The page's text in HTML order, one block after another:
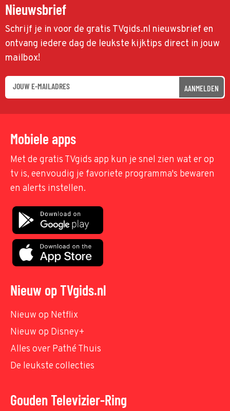
Nieuwsbrief
Schrijf je in voor de gratis TVgids.nl nieuwsbrief en
ontvang iedere dag de leukste kijktips direct in jouw
mailbox!
AANMELDEN
Mobiele apps
Met de gratis TVgids app kun je snel zien wat er op
tv is, eenvoudig je favoriete programma's bewaren
en alerts instellen.
Nieuw op TVgids.nl
Nieuw op Netflix
Nieuw op Disney+
Alles over Pathé Thuis
De leukste collecties
Gouden Televizier-Ring